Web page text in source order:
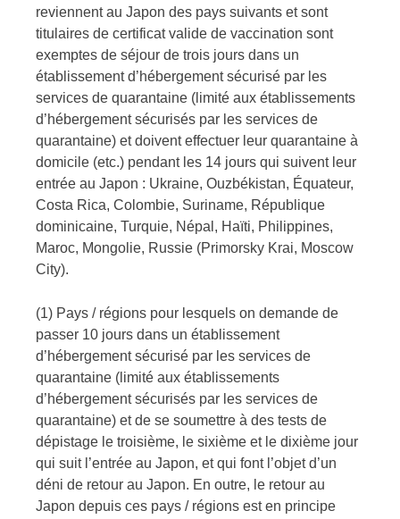
reviennent au Japon des pays suivants et sont
titulaires de certificat valide de vaccination sont
exemptes de séjour de trois jours dans un
établissement d’hébergement sécurisé par les
services de quarantaine (limité aux établissements
d’hébergement sécurisés par les services de
quarantaine) et doivent effectuer leur quarantaine à
domicile (etc.) pendant les 14 jours qui suivent leur
entrée au Japon : Ukraine, Ouzbékistan, Équateur,
Costa Rica, Colombie, Suriname, République
dominicaine, Turquie, Népal, Haïti, Philippines,
Maroc, Mongolie, Russie (Primorsky Krai, Moscow
City).
(1) Pays / régions pour lesquels on demande de
passer 10 jours dans un établissement
d’hébergement sécurisé par les services de
quarantaine (limité aux établissements
d’hébergement sécurisés par les services de
quarantaine) et de se soumettre à des tests de
dépistage le troisième, le sixième et le dixième jour
qui suit l’entrée au Japon, et qui font l’objet d’un
déni de retour au Japon. En outre, le retour au
Japon depuis ces pays / régions est en principe